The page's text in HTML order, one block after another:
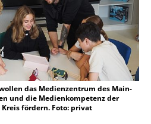
das Medienzentrum des Main-
und die Medienkompetenz der
fördern. Foto: privat